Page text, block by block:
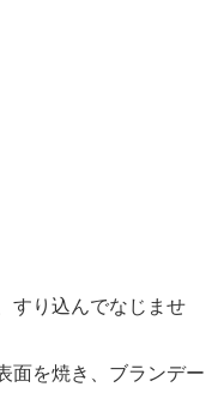
すり込んでなじませ
面を焼き、ブランデー